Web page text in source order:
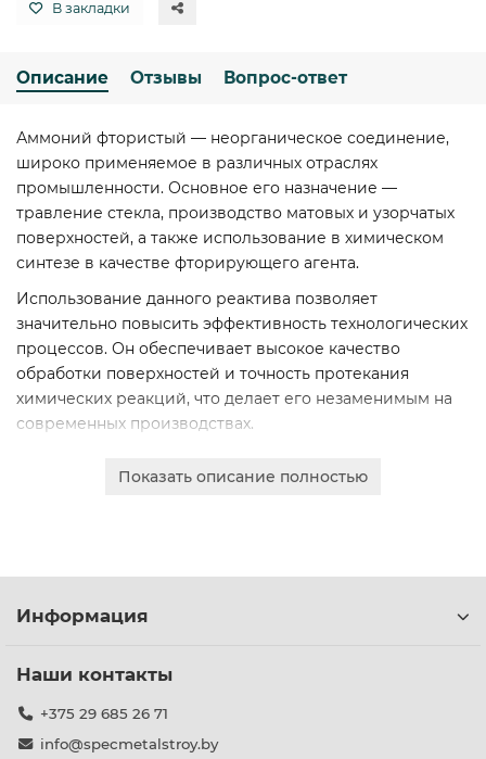
В закладки
Описание Отзывы Вопрос-ответ
Аммоний фтористый — неорганическое соединение,
широко применяемое в различных отраслях
промышленности. Основное его назначение —
травление стекла, производство матовых и узорчатых
поверхностей, а также использование в химическом
синтезе в качестве фторирующего агента.
Использование данного реактива позволяет
значительно повысить эффективность технологических
процессов. Он обеспечивает высокое качество
обработки поверхностей и точность протекания
химических реакций, что делает его незаменимым на
современных производствах.
соответствующую строгим стандартам. Доступны две
Доступна удобная онлайн-заявка для юридических лиц
коммерческого предложения и быстрая доставка по
Показать описание полностью
Информация
Наши контакты
+375 29 685 26 71
info@specmetalstroy.by